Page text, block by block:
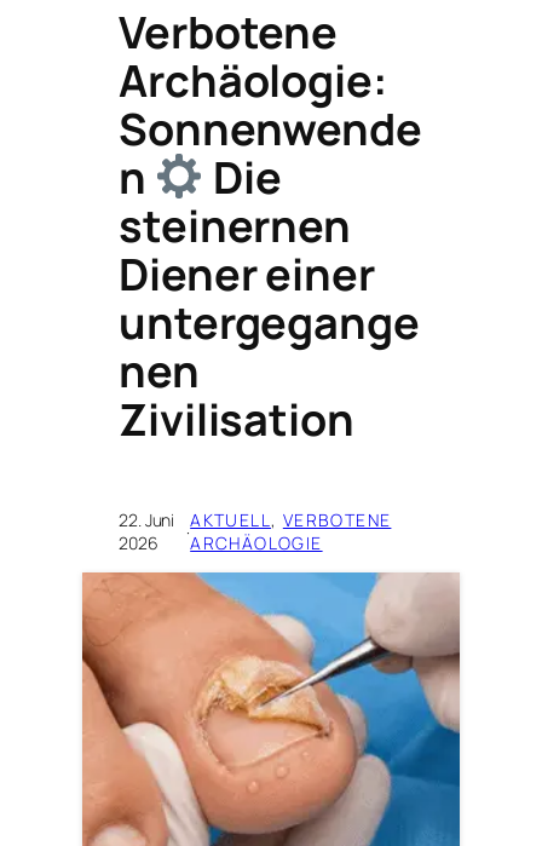
Verbotene
Archäologie:
Sonnenwende
n
Die
steinernen
Diener einer
untergegange
nen
Zivilisation
22. Juni
2026
·AKTUELL, VERBOTENE
ARCHÄOLOGIE